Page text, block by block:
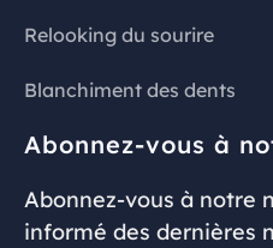
Relooking du sourire
Blanchiment des dents
Abonnez-vous à
Abonnez-vous à notre
informé des dernières